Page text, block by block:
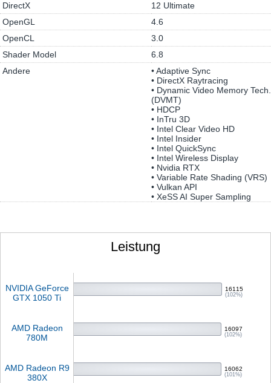
DirectX
12 Ultimate
OpenGL
4.6
OpenCL
3.0
Shader Model
6.8
Andere
• Adaptive Sync
• DirectX Raytracing
• Dynamic Video Memory Tech.
(DVMT)
• HDCP
• InTru 3D
• Intel Clear Video HD
• Intel Insider
• Intel QuickSync
• Intel Wireless Display
• Nvidia RTX
• Variable Rate Shading (VRS)
• Vulkan API
• XeSS AI Super Sampling
Leistung
NVIDIA GeForce
GTX 1050 Ti
16115
(102%)
AMD Radeon
780M
16097
(102%)
AMD Radeon R9
380X
16062
(101%)